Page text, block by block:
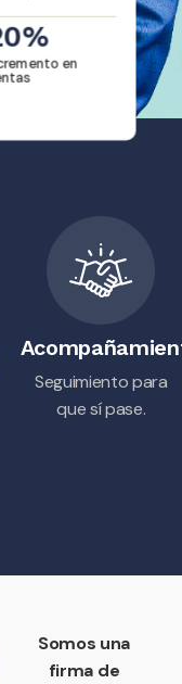
%
en
Seguimiento para
que sí pase.
Somos una
firma de